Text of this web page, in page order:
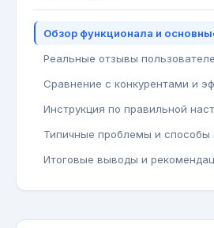
Обзор функционала и
Реальные отзывы
Сравнение с конкурентами и
Инструкция по правильной
Типичные проблемы и способы
Итоговые выводы и